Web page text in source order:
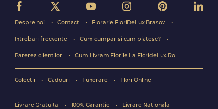
Despre noi Contact Florarie FloriDeLux Brasov
Intrebari frecvente Cum cumpar si cum platesc?
Parerea clientilor Cum Livram Florile La FlorideLux.Ro
Colectii Cadouri Funerare Flori Online
Livrare Gratuita 100% Garantie Livrare Nationala